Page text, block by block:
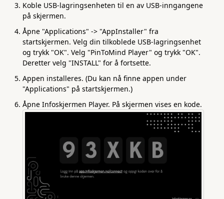
Koble USB-lagringsenheten til en av USB-inngangene
på skjermen.
Åpne "Applications" -> "AppInstaller" fra
startskjermen. Velg din tilkoblede USB-lagringsenhet
og trykk "OK". Velg "PinToMind Player" og trykk "OK".
Deretter velg "INSTALL" for å fortsette.
Appen installeres. (Du kan nå finne appen under
"Applications" på startskjermen.)
Åpne Infoskjermen Player. På skjermen vises en kode.